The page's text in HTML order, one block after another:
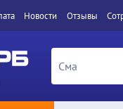
Новости Отзывы